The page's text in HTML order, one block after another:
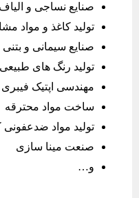
صنایع نساجی و الیاف
تولید کاغذ و مواد
صنایع سیمانی و بتنی
تولید رنگ های طبیعی
مهندسی اپتیک فیبری
ساخت مواد محترقه
تولید مواد ضدعفونی
صنعت مینا سازی
و…